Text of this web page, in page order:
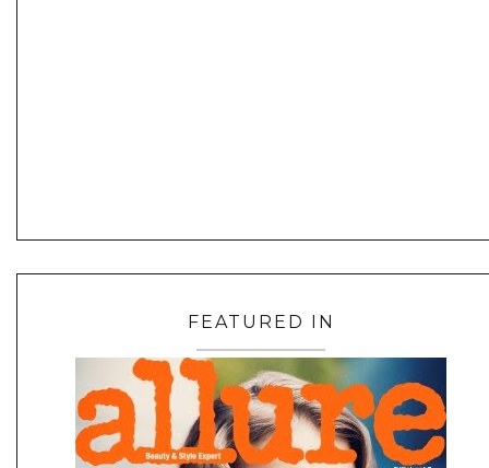
FEATURED IN